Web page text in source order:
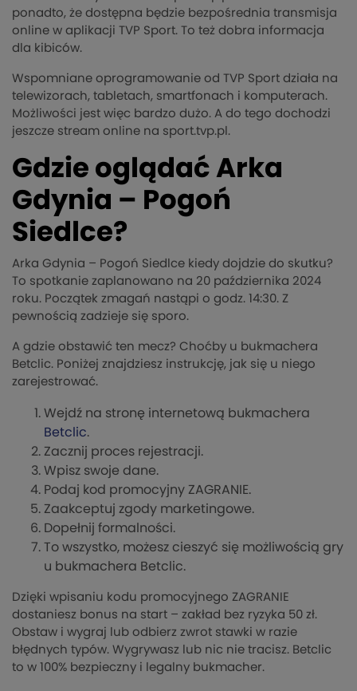
ponadto, że dostępna będzie bezpośrednia transmisja
online w aplikacji TVP Sport. To też dobra informacja
dla kibiców.
Wspomniane oprogramowanie od TVP Sport działa na
telewizorach, tabletach, smartfonach i komputerach.
Możliwości jest więc bardzo dużo. A do tego dochodzi
jeszcze stream online na sport.tvp.pl.
Gdzie oglądać Arka
Gdynia – Pogoń
Siedlce?
Arka Gdynia – Pogoń Siedlce kiedy dojdzie do skutku?
To spotkanie zaplanowano na 20 października 2024
roku. Początek zmagań nastąpi o godz. 14:30. Z
pewnością zadzieje się sporo.
A gdzie obstawić ten mecz? Choćby u bukmachera
Betclic. Poniżej znajdziesz instrukcję, jak się u niego
zarejestrować.
Wejdź na stronę internetową bukmachera
Betclic.
Zacznij proces rejestracji.
Wpisz swoje dane.
Podaj kod promocyjny ZAGRANIE.
Zaakceptuj zgody marketingowe.
Dopełnij formalności.
To wszystko, możesz cieszyć się możliwością gry
u bukmachera Betclic.
Dzięki wpisaniu kodu promocyjnego ZAGRANIE
dostaniesz bonus na start – zakład bez ryzyka 50 zł.
Obstaw i wygraj lub odbierz zwrot stawki w razie
błędnych typów. Wygrywasz lub nic nie tracisz. Betclic
to w 100% bezpieczny i legalny bukmacher.